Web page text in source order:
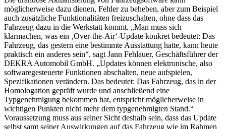
möglicherweise dazu dienen, Fehler zu beheben, aber zum Beispiel
auch zusätzliche Funktionalitäten freizuschalten, ohne dass das
Fahrzeug dazu in die Werkstatt kommt. „Man muss sich
klarmachen, was ein ‚Over-the-Air‘-Update konkret bedeutet: Das
Fahrzeug, das gestern eine bestimmte Ausstattung hatte, kann heute
praktisch ein anderes sein“, sagt Jann Fehlauer, Geschäftsführer der
DEKRA Automobil GmbH. „Updates können elektronische, also
softwaregesteuerte Funktionen abschalten, neue aufspielen,
Spezifikationen verändern. Das bedeutet: Das Fahrzeug, das in der
Homologation geprüft wurde und anschließend eine
Typgenehmigung bekommen hat, entspricht möglicherweise in
wichtigen Punkten nicht mehr dem typgenehmigten Stand.“
Voraussetzung muss aus seiner Sicht deshalb sein, dass das Update
selbst samt seiner Auswirkungen auf das Fahrzeug wie im Rahmen